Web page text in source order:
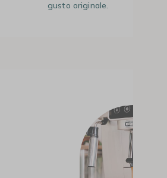
gusto originale.